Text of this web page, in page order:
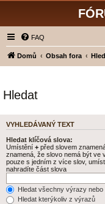
FAQ
Domů Obsah fora
Hledat
VYHLEDÁVANÝ TEXT
Hledat klíčová slova:
Umístění + před slovem
znamená, že slovo nemá být ve
pouze s jedním z více slov,
nahradíte část slova
Hledat všechny výrazy
Hledat kterýkoliv z výrazů